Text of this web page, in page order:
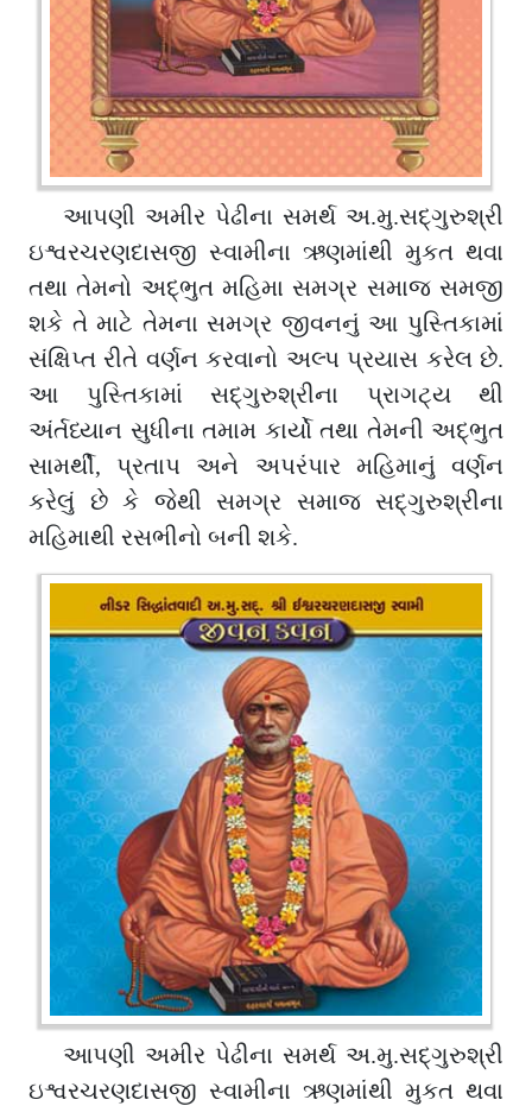
આપણી અમીર પેઢીના સમર્થ અ.મુ.સદ્ગુરુશ્રી
ઇશ્વરચરણદાસજી સ્વામીના ઋણમાંથી મુકત થવા
તથા તેમનો અદ્ભુત મહિમા સમગ્ર સમાજ સમજી
શકે તે માટે તેમના સમગ્ર જીવનનું આ પુસ્તિકામાં
સંક્ષિપ્ત રીતે વર્ણન કરવાનો અલ્પ પ્રયાસ કરેલ છે.
આ પુસ્તિકામાં સદ્ગુરુશ્રીના પ્રાગટ્ય થી
અંર્તધ્યાન સુધીના તમામ કાર્યો તથા તેમની અદ્ભુત
સામર્થી, પ્રતાપ અને અપરંપાર મહિમાનું વર્ણન
કરેલું છે કે જેથી સમગ્ર સમાજ સદ્ગુરુશ્રીના
મહિમાથી રસભીનો બની શકે.
આપણી અમીર પેઢીના સમર્થ અ.મુ.સદ્ગુરુશ્રી
ઇશ્વરચરણદાસજી સ્વામીના ઋણમાંથી મુકત થવા